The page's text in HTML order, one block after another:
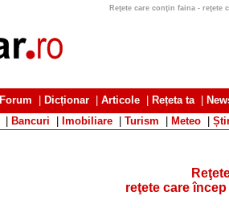
Reţete care conţin faina - reţete
Forum Dicționar Articole Rețeta ta|
Bancuri Imobiliare Turism Meteo
reţete care